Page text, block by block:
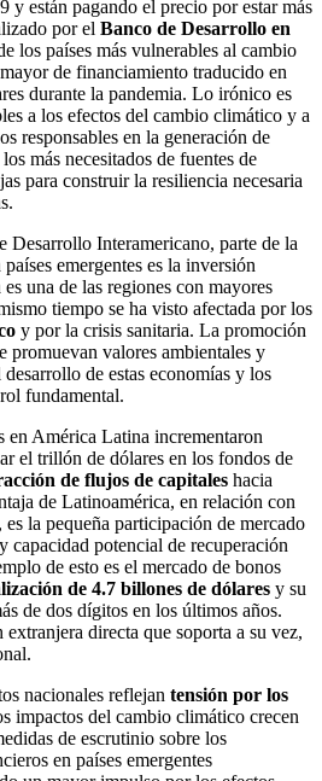
y están pagando el precio por estar más
por el Banco de Desarrollo en
los países más vulnerables al cambio
de financiamiento traducido en
durante la pandemia. Lo irónico es
a los efectos del cambio climático y a
responsables en la generación de
más necesitados de fuentes de
para construir la resiliencia necesaria
Desarrollo Interamericano, parte de la
emergentes es la inversión
una de las regiones con mayores
tiempo se ha visto afectada por los
y por la crisis sanitaria. La promoción
promuevan valores ambientales y
de estas economías y los
fundamental.
en América Latina incrementaron
el trillón de dólares en los fondos de
de flujos de capitales hacia
de Latinoamérica, en relación con
es la pequeña participación de mercado
capacidad potencial de recuperación
de esto es el mercado de bonos
de 4.7 billones de dólares y su
de dos dígitos en los últimos años.
directa que soporta a su vez,
nacionales reflejan tensión por los
impactos del cambio climático crecen
de escrutinio sobre los
en países emergentes